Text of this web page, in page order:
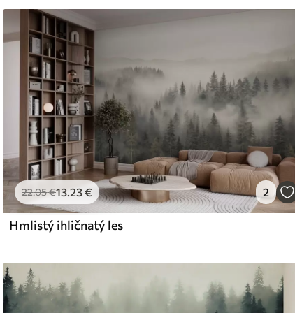
čistiť vodou.
.00 €/m²
and Stick
49.00€/m²
22.05€13 .23€ 2
Hmlistý ihličnatý les